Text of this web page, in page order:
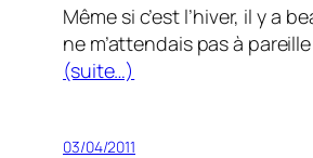
Même si c’est l’hiver, il y a
ne m’attendais pas à
(suite…)
03/04/2011